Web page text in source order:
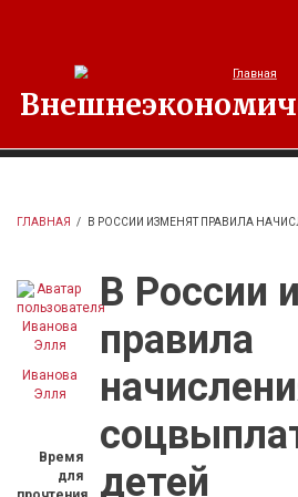
ГЛАВНАЯ / В РОССИИ ИЗМЕНЯТ ПРАВИЛА
Иванова
Элля
Время
для
В России
правила
детей